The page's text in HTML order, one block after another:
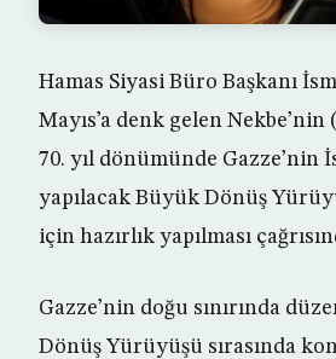
Hamas Siyasi Büro Başkanı
Mayıs’a denk gelen
70. yıl dönümünde Gazze’nin
yapılacak Büyük Dönüş
için hazırlık yapılması
Gazze’nin doğu sınırında
Dönüş Yürüyüşü sırasında